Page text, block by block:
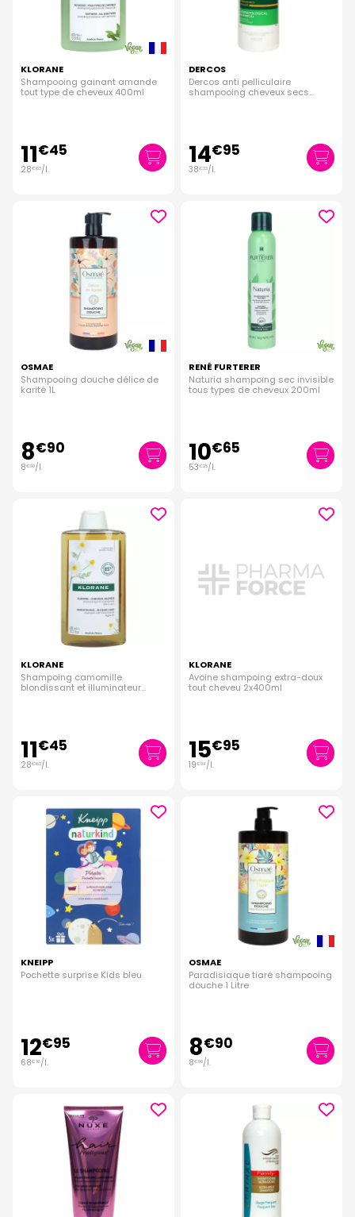
KLORANE
Shampooing gainant amande
tout type de cheveux 400ml
11€45
28€63/l.
DERCOS
Dercos anti pelliculaire
shampooing cheveux secs
14€95
38€33/l.
OSMAE
Shampooing douche délice de
karité 1L
8€90
8€90/l.
RENÉ FURTERER
Naturia shampoing sec invisible
tous types de cheveux 200ml
10€65
53€25/l.
KLORANE
Shampoing camomille
blondissant et illuminateur
11€45
28€63/l.
KLORANE
Avoine shampoing extra-doux
tout cheveu 2x400ml
15€95
19€94 /l.
KNEIPP
Pochette surprise Kids bleu
12€95
68€ 16/l.
OSMAE
Paradisiaque tiaré shampooing
douche 1 Litre
8€90
8€90/l.